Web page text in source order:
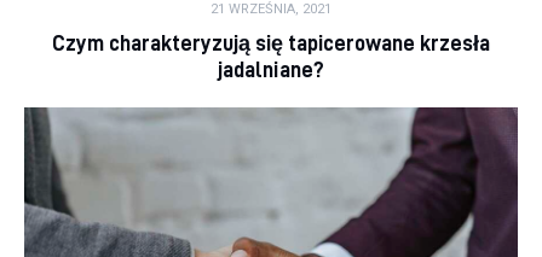
21 WRZEŚNIA, 2021
Czym charakteryzują się tapicerowane krzesła
jadalniane?